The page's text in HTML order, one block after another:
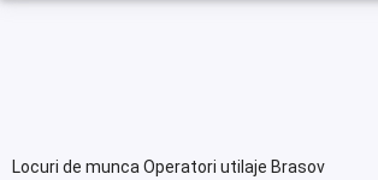
Locuri de munca Operatori utilaje Brasov